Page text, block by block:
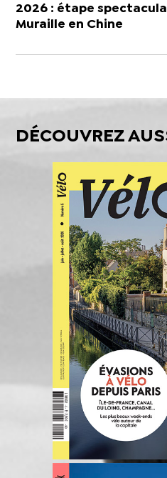
2026 : étape
Muraille en Chine
DÉCOUVREZ